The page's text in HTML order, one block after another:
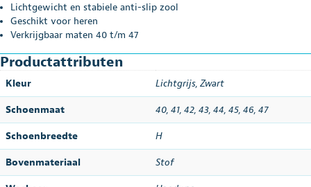
Lichtgewicht en stabiele anti-slip zool
Geschikt voor heren
Verkrijgbaar maten 40 t/m 47
Productattributen
Kleur Lichtgrijs, Zwart
Schoenmaat 40, 41, 42, 43, 44, 45, 46, 47
Schoenbreedte H
Bovenmateriaal Stof